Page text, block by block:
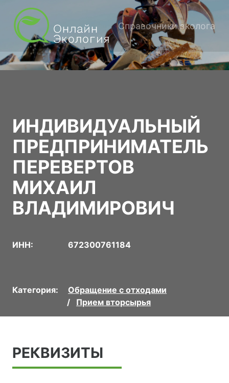
Справочники эколога
ИНДИВИДУАЛЬНЫЙ
ПРЕДПРИНИМАТЕЛЬ
ПЕРЕВЕРТОВ
МИХАИЛ
ВЛАДИМИРОВИЧ
ИНН: 672300761184
Категория:
Обращение с отходами
Прием вторсырья
РЕКВИЗИТЫ